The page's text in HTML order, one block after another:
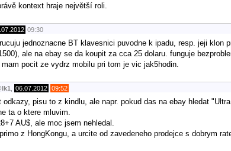
kontext hraje největší roli.
09:30
jednoznacne BT klavesnici puvodne k ipadu, resp. jeji
ale na ebay se da koupit za cca 25 dolaru. funguje
pocit ze vydrz mobilu pri tom je vic jak5hodin.
lk1 06.07.2012 09:52
odkazy, pisu to z kindlu, ale napr. pokud das na ebay hledat
ta o ktere mluvim.
AU$, ale moc jsem nehledal.
z HongKongu, a urcite od zavedeneho prodejce s dobrym